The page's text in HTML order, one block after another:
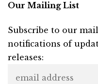
Our Mailing List
Subscribe to our
notifications of
releases: